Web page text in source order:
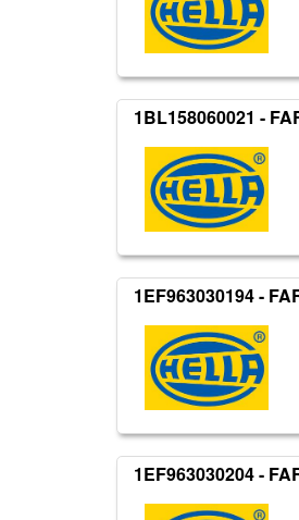
1BL158060021 -
1EF963030194 -
1EF963030204 -